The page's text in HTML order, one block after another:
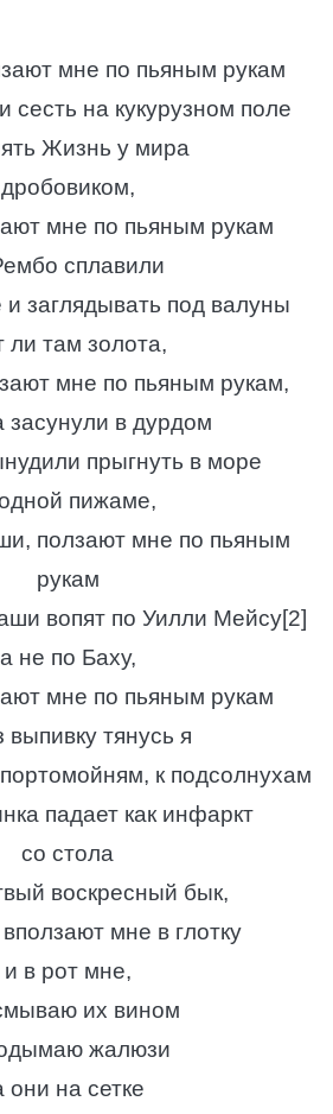
мне по пьяным рукам
сесть на кукурузном поле
Жизнь у мира
дробовиком,
мне по пьяным рукам
сплавили
и заглядывать под валуны
ли там золота,
мне по пьяным рукам,
засунули в дурдом
прыгнуть в море
пижаме,
ползают мне по пьяным
рукам
вопят по Уилли Мейсу[2]
а не по Баху,
мне по пьяным рукам
выпивку тянусь я
к подсолнухам
падает как инфаркт
со стола
воскресный бык,
мне в глотку
и в рот мне,
их вином
жалюзи
они на сетке